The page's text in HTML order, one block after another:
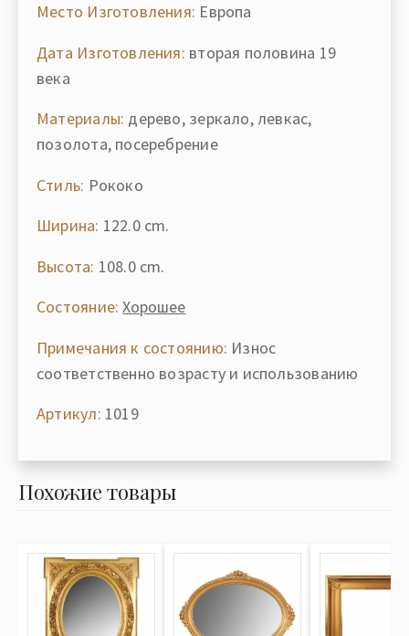
Место Изготовления: Европа
Дата Изготовления: вторая половина 19
века
Материалы: дерево, зеркало, левкас,
позолота, посеребрение
Стиль: Рококо
Ширина: 122.0 cm.
Высота: 108.0 cm.
Состояние: Хорошее
Примечания к состоянию: Износ
соответственно возрасту и использованию
Артикул: 1019
Похожие товары